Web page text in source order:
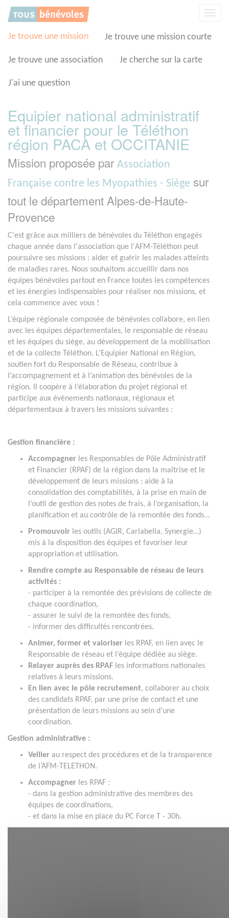
Je trouve une mission Je trouve une mission courte
Je trouve une association Je cherche sur la carte
J'ai une question
Equipier national administratif
et financier pour le Téléthon
région PACA et OCCITANIE
Mission proposée par Association
Française contre les Myopathies - Siège sur
tout le département Alpes-de-Haute-
Provence
C'est grâce aux milliers de bénévoles du Téléthon engagés
chaque année dans l'association que l'AFM-Téléthon peut
poursuivre ses missions : aider et guérir les malades atteints
de maladies rares. Nous souhaitons accueillir dans nos
équipes bénévoles partout en France toutes les compétences
et les énergies indispensables pour réaliser nos missions, et
cela commence avec vous !
L’équipe régionale composée de bénévoles collabore, en lien
avec les équipes départementales, le responsable de réseau
et les équipes du siège, au développement de la mobilisation
et de la collecte Téléthon. L’Equipier National en Région,
soutien fort du Responsable de Réseau, contribue à
l’accompagnement et à l’animation des bénévoles de la
région. Il coopère à l’élaboration du projet régional et
participe aux évènements nationaux, régionaux et
départementaux à travers les missions suivantes :
Gestion financière :
Accompagner les Responsables de Pôle Administratif
et Financier (RPAF) de la région dans la maîtrise et le
développement de leurs missions : aide à la
consolidation des comptabilités, à la prise en main de
l’outil de gestion des notes de frais, à l’organisation, la
planification et au contrôle de la remontée des fonds…
Promouvoir les outils (AGIR, Carlabella, Synergie…)
mis à la disposition des équipes et favoriser leur
appropriation et utilisation.
Rendre compte au Responsable de réseau de leurs
activités :
- participer à la remontée des prévisions de collecte de
chaque coordination,
- assurer le suivi de la remontée des fonds,
- informer des difficultés rencontrées.
Animer, former et valoriser les RPAF, en lien avec le
Responsable de réseau et l’équipe dédiée au siège.
Relayer auprès des RPAF les informations nationales
relatives à leurs missions.
En lien avec le pôle recrutement, collaborer au choix
des candidats RPAF, par une prise de contact et une
présentation de leurs missions au sein d’une
coordination.
Gestion administrative :
Veiller au respect des procédures et de la transparence
de l’AFM-TELETHON.
Accompagner les RPAF :
- dans la gestion administrative des membres des
équipes de coordinations,
- et dans la mise en place du PC Force T - 30h.
Panneau de gestion des cookies